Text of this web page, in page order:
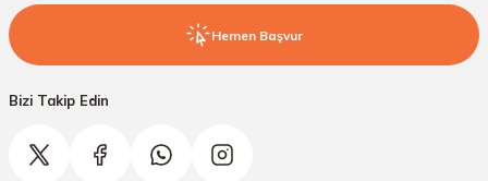
Hemen Başvur
Bizi Takip Edin